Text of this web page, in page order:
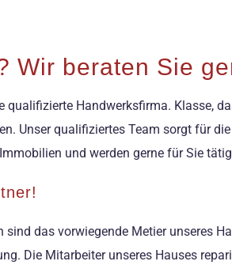
Wir beraten Sie
Handwerksfirma. Klasse,
Unser qualifiziertes Team sorgt für
und werden gerne für Sie
das vorwiegende Metier unseres
Die Mitarbeiter unseres Hauses